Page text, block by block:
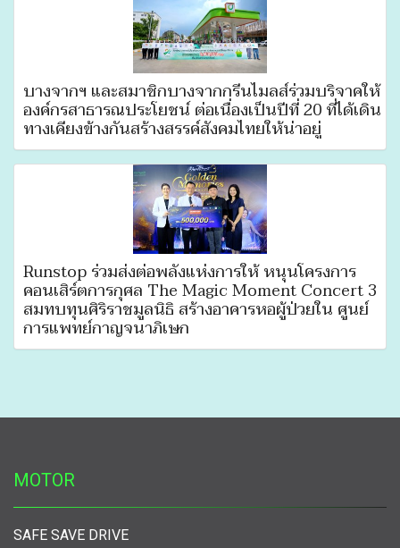
บางจากฯ และสมาชิกบางจากกรีนไมลส์ร่วมบริจาคให้
องค์กรสาธารณประโยชน์ ต่อเนื่องเป็นปีที่ 20 ที่ได้เดิน
ทางเคียงข้างกันสร้างสรรค์สังคมไทยให้น่าอยู่
Runstop ร่วมส่งต่อพลังแห่งการให้ หนุนโครงการ
คอนเสิร์ตการกุศล The Magic Moment Concert 3
สมทบทุนศิริราชมูลนิธิ สร้างอาคารหอผู้ป่วยใน ศูนย์
การแพทย์กาญจนาภิเษก
MOTOR
SAFE SAVE DRIVE